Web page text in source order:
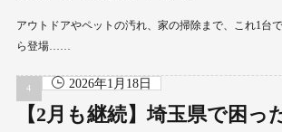
アウトドアやペットの汚れ、家の掃除まで、これ1台
ら登場……
2026年1月18日
【2月も継続】埼玉県で困っ